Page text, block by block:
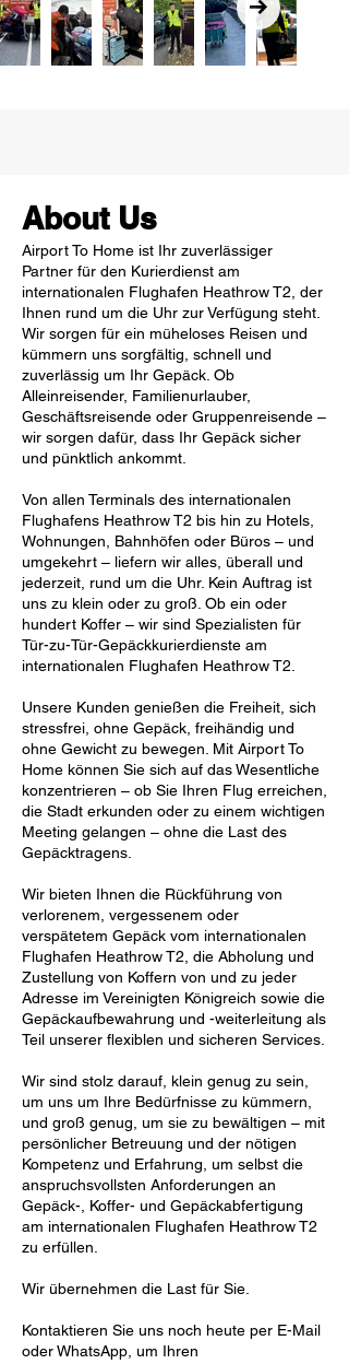
About Us
Airport To Home ist Ihr zuverlässiger
Partner für den Kurierdienst am
internationalen Flughafen Heathrow T2, der
Ihnen rund um die Uhr zur Verfügung steht.
Wir sorgen für ein müheloses Reisen und
kümmern uns sorgfältig, schnell und
zuverlässig um Ihr Gepäck. Ob
Alleinreisender, Familienurlauber,
Geschäftsreisende oder Gruppenreisende –
wir sorgen dafür, dass Ihr Gepäck sicher
und pünktlich ankommt.
Von allen Terminals des internationalen
Flughafens Heathrow T2 bis hin zu Hotels,
Wohnungen, Bahnhöfen oder Büros – und
umgekehrt – liefern wir alles, überall und
jederzeit, rund um die Uhr. Kein Auftrag ist
uns zu klein oder zu groß. Ob ein oder
hundert Koffer – wir sind Spezialisten für
Tür-zu-Tür-Gepäckkurierdienste am
internationalen Flughafen Heathrow T2.
Unsere Kunden genießen die Freiheit, sich
stressfrei, ohne Gepäck, freihändig und
ohne Gewicht zu bewegen. Mit Airport To
Home können Sie sich auf das Wesentliche
konzentrieren – ob Sie Ihren Flug erreichen,
die Stadt erkunden oder zu einem wichtigen
Meeting gelangen – ohne die Last des
Gepäcktragens.
Wir bieten Ihnen die Rückführung von
verlorenem, vergessenem oder
verspätetem Gepäck vom internationalen
Flughafen Heathrow T2, die Abholung und
Zustellung von Koffern von und zu jeder
Adresse im Vereinigten Königreich sowie die
Gepäckaufbewahrung und -weiterleitung als
Teil unserer flexiblen und sicheren Services.
Wir sind stolz darauf, klein genug zu sein,
um uns um Ihre Bedürfnisse zu kümmern,
und groß genug, um sie zu bewältigen – mit
persönlicher Betreuung und der nötigen
Kompetenz und Erfahrung, um selbst die
anspruchsvollsten Anforderungen an
Gepäck-, Koffer- und Gepäckabfertigung
am internationalen Flughafen Heathrow T2
zu erfüllen.
Wir übernehmen die Last für Sie.
Kontaktieren Sie uns noch heute per E-Mail
oder WhatsApp, um Ihren